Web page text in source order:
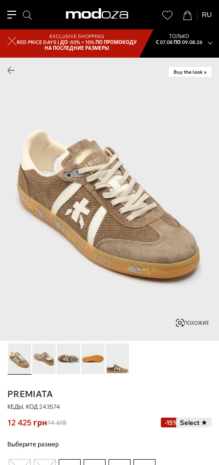
RU
EXCLUSIVE SHOPPING
RED PRICE DAYS |ДО -50% + 10% ПО ПРОМОКОДУ
НА ПОСЛЕДНИЕ РАЗМЕРЫ
ТОЛЬКО
С 07.08 ПО 09.08.26
Buy the look »
ПОХОЖИЕ
PREMIATA
КЕДЫ, КОД 243574
12 425 грн14 618 -15% Select ★
Выберите размер